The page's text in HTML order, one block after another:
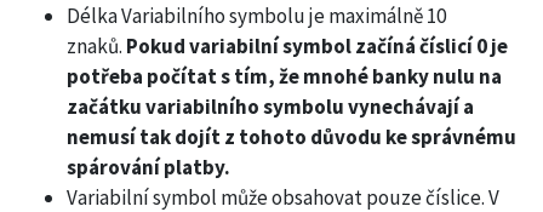
Délka Variabilního symbolu je maximálně 10
znaků. Pokud variabilní symbol začíná číslicí 0 je
potřeba počítat s tím, že mnohé banky nulu na
začátku variabilního symbolu vynechávají a
nemusí tak dojít z tohoto důvodu ke správnému
spárování platby.
Variabilní symbol může obsahovat pouze číslice. V